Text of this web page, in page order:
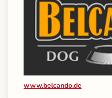
www.belcando.de